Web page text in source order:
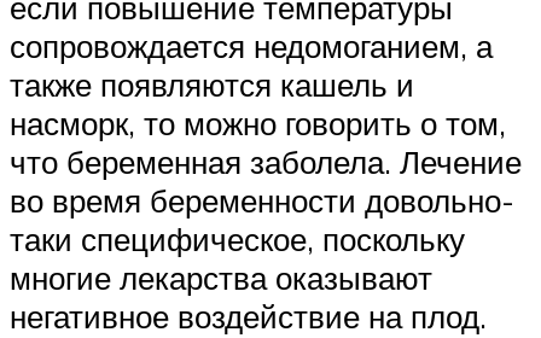
сопровождается недомоганием, а
также появляются кашель и
насморк, то можно говорить о том,
что беременная заболела. Лечение
во время беременности довольно-
таки специфическое, поскольку
многие лекарства оказывают
негативное воздействие на плод.